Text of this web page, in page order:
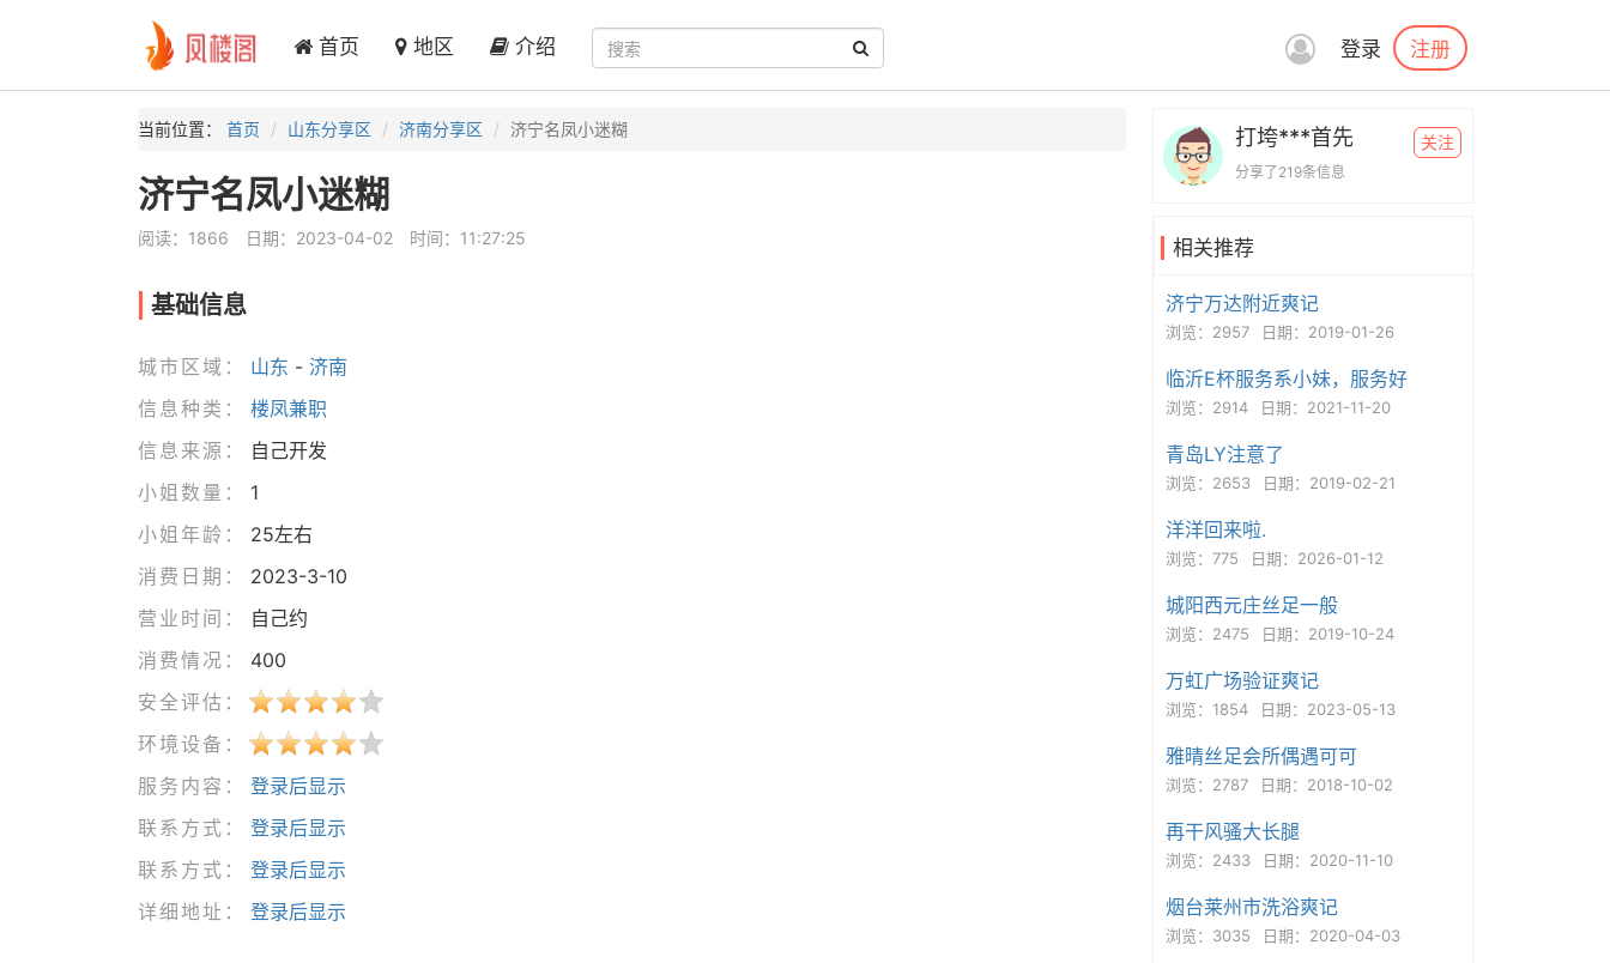
首页 地区 介绍 登录 注册
当前位置： 首页 山东分享区 济南分享区 济宁名凤小迷糊
济宁名凤小迷糊
阅读：1866 日期：2023-04-02 时间：11:27:25
基础信息
城市区域： 山东 - 济南
信息种类：
楼凤兼职
信息来源：
自己开发
小姐数量：
1
小姐年龄：
25左右
消费日期：
2023-3-10
营业时间：
自己约
消费情况：
400
安全评估：
环境设备：
服务内容：
登录后显示
联系方式：
登录后显示
联系方式：
登录后显示
详细地址：
登录后显示
打垮***首先
分享了219条信息
关注
相关推荐
济宁万达附近爽记
浏览：2957 日期：2019-01-26
临沂E杯服务系小妹，服务好
浏览：2914 日期：2021-11-20
青岛LY注意了
浏览：2653 日期：2019-02-21
洋洋回来啦.
浏览：775 日期：2026-01-12
城阳西元庄丝足一般
浏览：2475 日期：2019-10-24
万虹广场验证爽记
浏览：1854 日期：2023-05-13
雅晴丝足会所偶遇可可
浏览：2787 日期：2018-10-02
再干风骚大长腿
浏览：2433 日期：2020-11-10
烟台莱州市洗浴爽记
浏览：3035 日期：2020-04-03